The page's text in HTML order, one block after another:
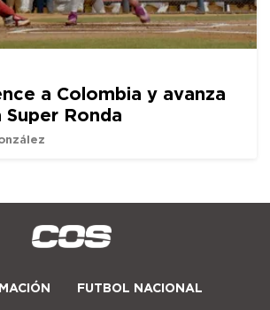
a Colombia y avanza
Ronda
FUTBOL NACIONAL